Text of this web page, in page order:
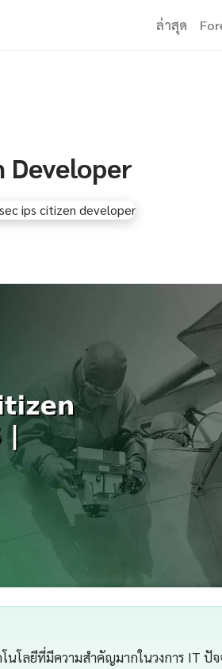
ล่าสุด
Developer
โนโลยีที่มีความสำคัญมากในวงการ IT ปั